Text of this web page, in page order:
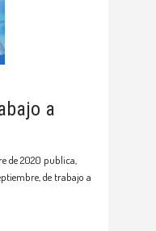
a
de 2020 publica,
de trabajo a